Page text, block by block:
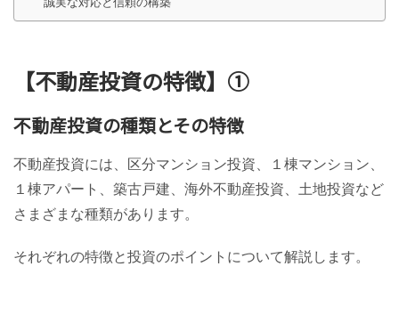
【不動産投資の特徴】①
不動産投資の種類とその特徴
不動産投資には、区分マンション投資、１棟マンション、
１棟アパート、築古戸建、海外不動産投資、土地投資など
さまざまな種類があります。
それぞれの特徴と投資のポイントについて解説します。